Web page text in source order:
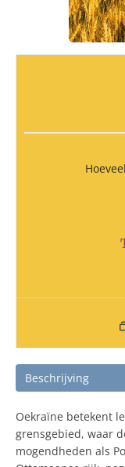
Beschrijving
Oekraïne betekent
grensgebied, waar
mogendheden als